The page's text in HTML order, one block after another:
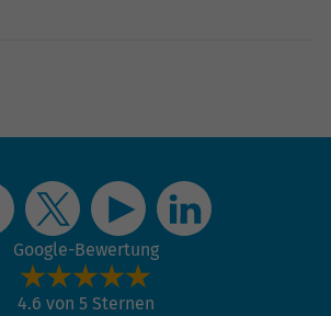
Google-Bewertung
4.6 von 5 Sternen